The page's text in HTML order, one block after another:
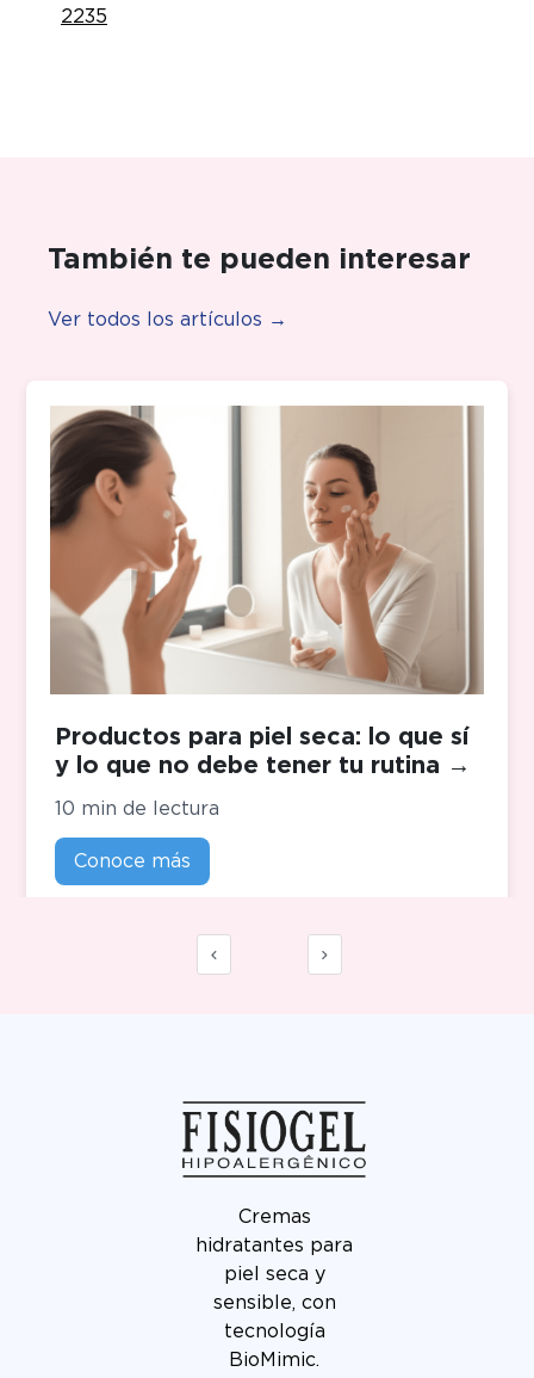
2235
También te pueden interesar
Ver todos los artículos →
Productos para piel seca: lo que sí
y lo que no debe tener tu rutina →
10 min de lectura
Conoce más
Cremas
hidratantes para
piel seca y
sensible, con
tecnología
BioMimic.